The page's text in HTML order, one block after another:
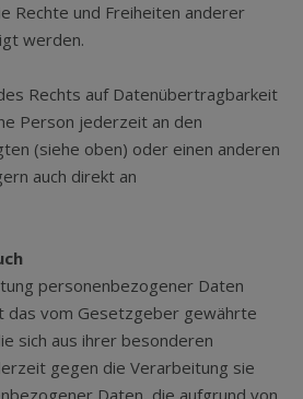
Rechte und Freiheiten anderer
werden.
Rechts auf Datenübertragbarkeit
Person jederzeit an den
(siehe oben) oder einen anderen
auch direkt an
personenbezogener Daten
das vom Gesetzgeber gewährte
sich aus ihrer besonderen
gegen die Verarbeitung sie
Daten, die aufgrund von